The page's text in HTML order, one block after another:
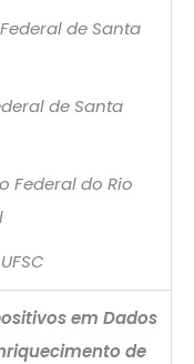
de Santa
de Santa
Federal do Rio
em Dados
de